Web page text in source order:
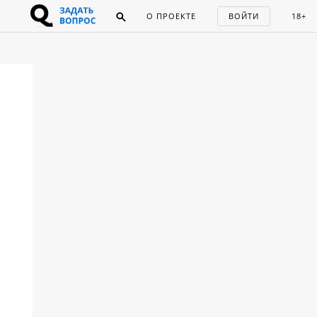
О ПРОЕКТЕ ВОЙТИ 18+